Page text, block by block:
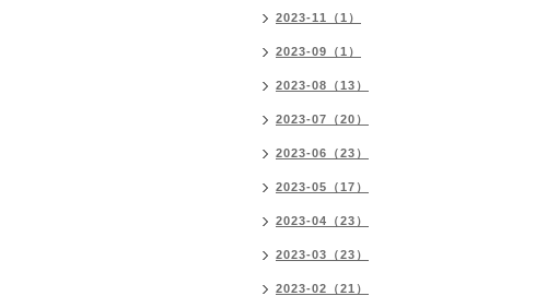
2023-11（1）
2023-09（1）
2023-08（13）
2023-07（20）
2023-06（23）
2023-05（17）
2023-04（23）
2023-03（23）
2023-02（21）